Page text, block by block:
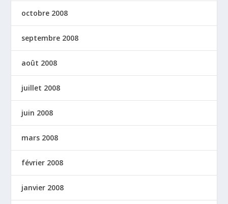
octobre 2008
septembre 2008
août 2008
juillet 2008
juin 2008
mars 2008
février 2008
janvier 2008